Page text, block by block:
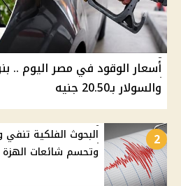
والسولار بـ20.50 جنيه
2
البحوث الفلكية
وتحسم شائعات الهزة